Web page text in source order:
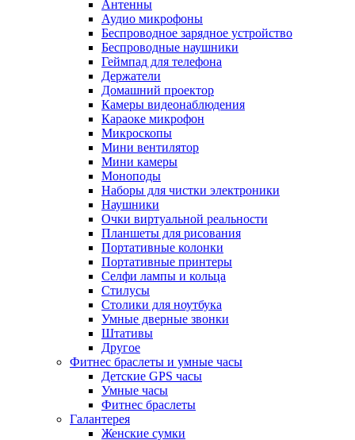
Антенны
Аудио микрофоны
Беспроводное зарядное устройство
Беспроводные наушники
Геймпад для телефона
Держатели
Домашний проектор
Камеры видеонаблюдения
Караоке микрофон
Микроскопы
Мини вентилятор
Мини камеры
Моноподы
Наборы для чистки электроники
Наушники
Очки виртуальной реальности
Планшеты для рисования
Портативные колонки
Портативные принтеры
Селфи лампы и кольца
Стилусы
Столики для ноутбука
Умные дверные звонки
Штативы
Другое
Фитнес браслеты и умные часы
Детские GPS часы
Умные часы
Фитнес браслеты
Галантерея
Женские сумки